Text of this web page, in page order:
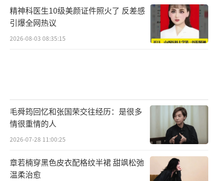
精神科医生10级美颜证件照火了 反差感
引爆全网热议
2026-08-03 08:35:15
毛舜筠回忆和张国荣交往经历：是很多
情很重情的人
2026-07-28 11:00:25
章若楠穿黑色皮衣配格纹半裙 甜飒松弛
温柔治愈